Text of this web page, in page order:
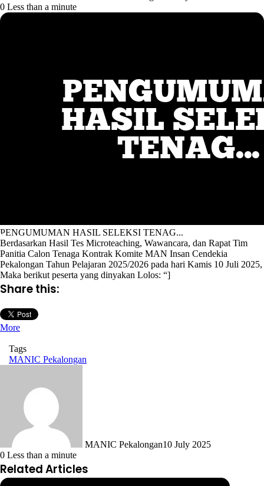
0 Less than a minute
PENGUMUMAN HASIL SELEKSI TENAG...
Berdasarkan Hasil Tes Microteaching, Wawancara, dan Rapat Tim
Panitia Calon Tenaga Kontrak Komite MAN Insan Cendekia
Pekalongan Tahun Pelajaran 2025/2026 pada hari Kamis 10 Juli 2025,
Maka berikut peserta yang dinyakan Lolos: “]
Share this:
More
Tags
MANIC Pekalongan
MANIC Pekalongan10 July 2025
0 Less than a minute
Related Articles